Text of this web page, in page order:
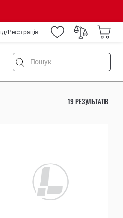
Реєстрація
19 РЕЗУЛЬТАТІВ